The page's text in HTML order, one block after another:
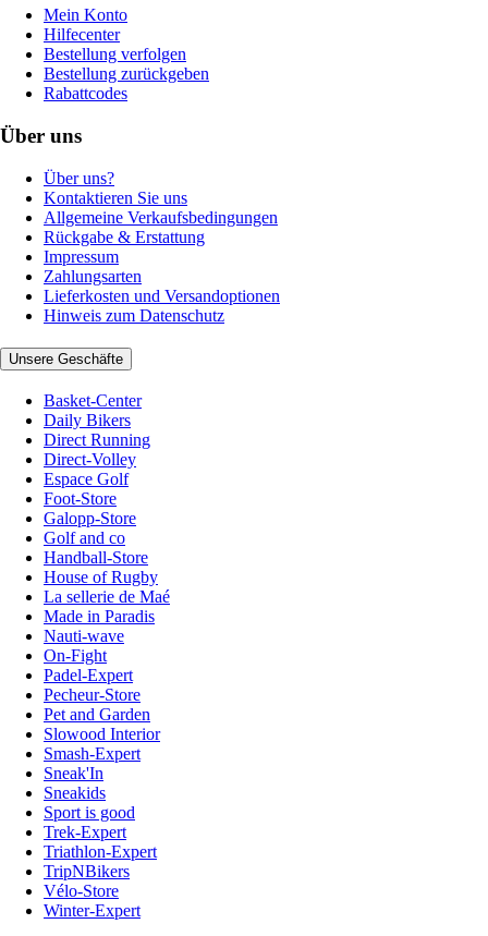
Mein Konto
Hilfecenter
Bestellung verfolgen
Bestellung zurückgeben
Rabattcodes
Über uns
Über uns?
Kontaktieren Sie uns
Allgemeine Verkaufsbedingungen
Rückgabe & Erstattung
Impressum
Zahlungsarten
Lieferkosten und Versandoptionen
Hinweis zum Datenschutz
Unsere Geschäfte
Basket-Center
Daily Bikers
Direct Running
Direct-Volley
Espace Golf
Foot-Store
Galopp-Store
Golf and co
Handball-Store
House of Rugby
La sellerie de Maé
Made in Paradis
Nauti-wave
On-Fight
Padel-Expert
Pecheur-Store
Pet and Garden
Slowood Interior
Smash-Expert
Sneak'In
Sneakids
Sport is good
Trek-Expert
Triathlon-Expert
TripNBikers
Vélo-Store
Winter-Expert